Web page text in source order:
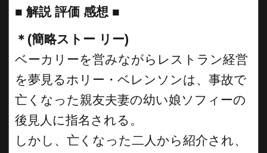
■ 解説 評価 感想 ■
＊(簡略ストー リー)
ベーカリーを営みながらレストラン経営
を夢見るホリー・ベレンソンは、事故で
亡くなった親友夫妻の幼い娘ソフィーの
後見人に指名される。
しかし、亡くなった二人から紹介され、